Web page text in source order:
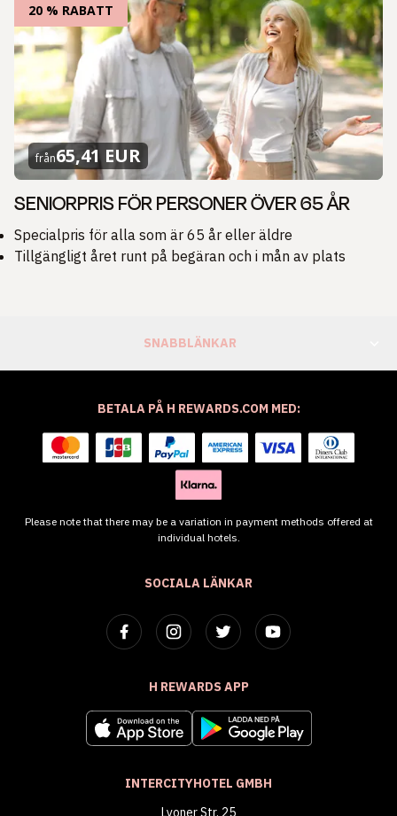
20 % RABATT
från65,41 EUR
SENIORPRIS FÖR PERSONER ÖVER 65 ÅR
Specialpris för alla som är 65 år eller äldre
Tillgängligt året runt på begäran och i mån av plats
SNABBLÄNKAR
SOCIALA LÄNKAR
H REWARDS APP
INTERCITYHOTEL GMBH
Lyoner Str. 25
BETALA PÅ H REWARDS.COM MED:
Please note that there may be a variation in payment methods offered at
individual hotels.